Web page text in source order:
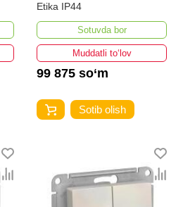
Etika IP44
Sotuvda bor
Muddatli to‘lov
99 875 so‘m
Sotib olish